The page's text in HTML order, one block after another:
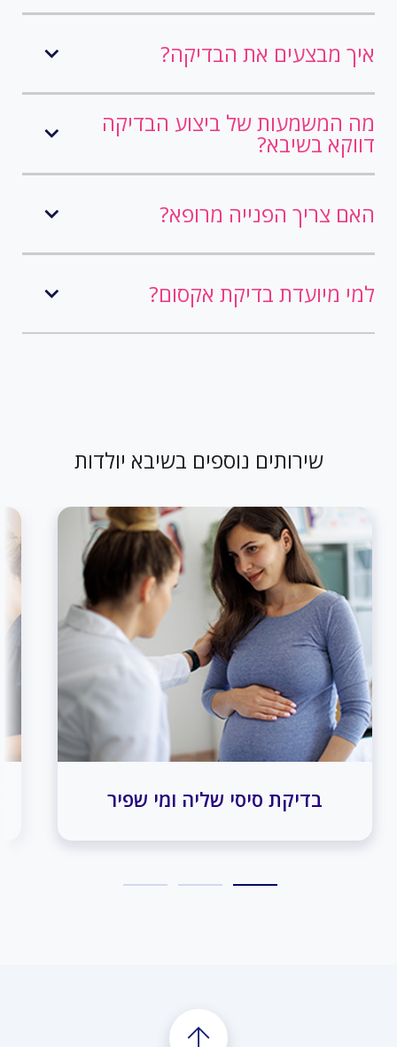
איך מבצעים את הבדיקה?
מה המשמעות של ביצוע הבדיקה
דווקא בשיבא?
האם צריך הפנייה מרופא?
למי מיועדת בדיקת אקסום?
שירותים נוספים בשיבא יולדות
בדיקת סיסי שליה ומי שפיר